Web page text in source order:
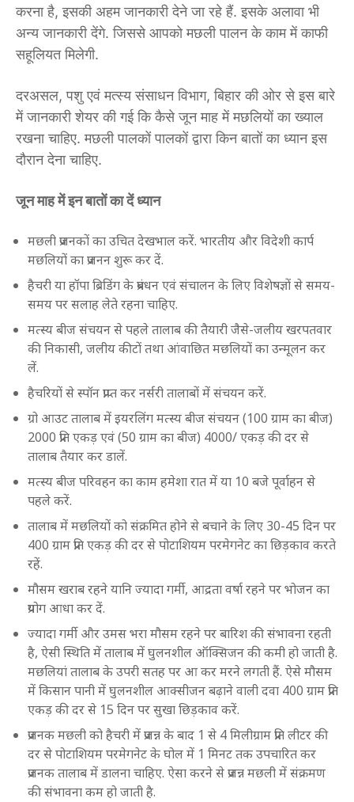
करना है, इसकी अहम जानकारी देने जा रहे हैं. इसके अलावा भी
अन्य जानकारी देंगे. जिससे आपको मछली पालन के काम में काफी
सहूलियत मिलेगी.
दरअसल, पशु एवं मत्स्य संसाधन विभाग, बिहार की ओर से इस बारे
में जानकारी शेयर की गई कि कैसे जून माह में मछलियों का ख्याल
रखना चाहिए. मछली पालकों पालकों द्वारा किन बातों का ध्यान इस
दौरान देना चाहिए.
जून माह में इन बातों का दें ध्यान
मछली प्रजनकों का उचित देखभाल करें. भारतीय और विदेशी कार्प
मछलियों का प्रजनन शुरू कर दें.
हैचरी या हॉपा ब्रिडिंग के प्रबंधन एवं संचालन के लिए विशेषज्ञों से समय-
समय पर सलाह लेते रहना चाहिए.
मत्स्य बीज संचयन से पहले तालाब की तैयारी जैसे-जलीय खरपतवार
की निकासी, जलीय कीटों तथा आंवाछित मछलियों का उन्मूलन कर
लें.
हैचरियों से स्पॉन प्राप्त कर नर्सरी तालाबों में संचयन करें.
ग्रो आउट तालाब में इयरलिंग मत्स्य बीज संचयन (100 ग्राम का बीज)
2000 प्रति एकड़ एवं (50 ग्राम का बीज) 4000/ एकड़ की दर से
तालाब तैयार कर डालें.
मत्स्य बीज परिवहन का काम हमेशा रात में या 10 बजे पूर्वाहन से
पहले करें.
तालाब में मछलियों को संक्रमित होने से बचाने के लिए 30-45 दिन पर
400 ग्राम प्रति एकड़ की दर से पोटाशियम परमेगनेट का छिड़काव करते
रहें.
मौसम खराब रहने यानि ज्यादा गर्मी, आद्रता वर्षा रहने पर भोजन का
प्रयोग आधा कर दें.
ज्यादा गर्मी और उमस भरा मौसम रहने पर बारिश की संभावना रहती
है, ऐसी स्थिति में तालाब में घुलनशील ऑक्सिजन की कमी हो जाती है.
मछलियां तालाब के उपरी सतह पर आ कर मरने लगती हैं. ऐसे मौसम
में किसान पानी में घुलनशील आक्सीजन बढ़ाने वाली दवा 400 ग्राम प्रति
एकड़ की दर से 15 दिन पर सुखा छिड़काव करें.
प्रजनक मछली को हैचरी में प्रजन्न के बाद 1 से 4 मिलीग्राम प्रति लीटर की
दर से पोटाशियम परमेगनेट के घोल में 1 मिनट तक उपचारित कर
प्रजनक तालाब में डालना चाहिए. ऐसा करने से प्रजन्न मछली में संक्रमण
की संभावना कम हो जाती है.